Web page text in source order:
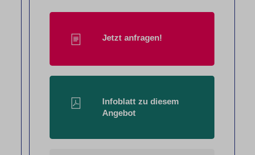
Jetzt anfragen!
Infoblatt zu diesem
Angebot